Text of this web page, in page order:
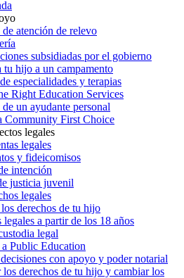
atención de relevo
subsidiadas por el gobierno
tu hijo a un campamento
especialidades y terapias
Right Education Services
un ayudante personal
Community First Choice
legales
legales
y fideicomisos
intención
justicia juvenil
legales
derechos de tu hijo
legales a partir de los 18 años
legal
Public Education
con apoyo y poder notarial
los derechos de tu hijo y cambiar los